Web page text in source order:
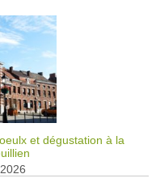
et dégustation à la